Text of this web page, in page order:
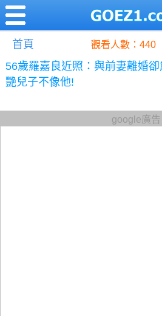
首頁 觀看人數：440
56歲羅嘉良近照：與前妻離婚
艷兒子不像他!
google廣告